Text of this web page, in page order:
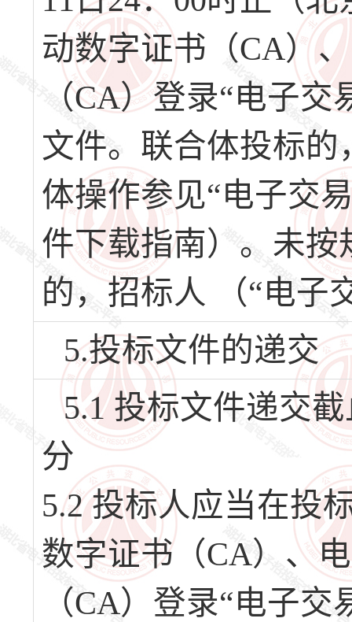
动数字证书（CA）
（CA）登录“电子
文件。联合体投标
体操作参见“电子交
件下载指南）。未按
的，招标人 （“电子
5.投标文件的递交
5.1 投标文件递交
分
5.2 投标人应当在投
数字证书（CA）、
（CA）登录“电子